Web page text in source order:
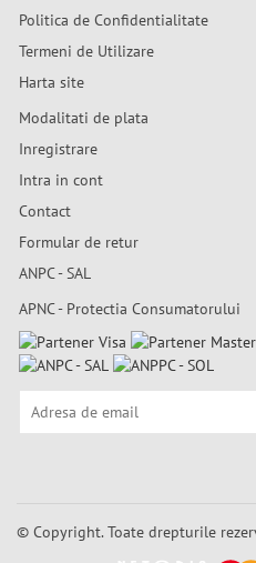
Politica de Confidentialitate
Termeni de Utilizare
Harta site
Modalitati de plata
Inregistrare
Intra in cont
Contact
Formular de retur
ANPC - SAL
APNC - Protectia Consumatorului
© Copyright. Toate drepturile